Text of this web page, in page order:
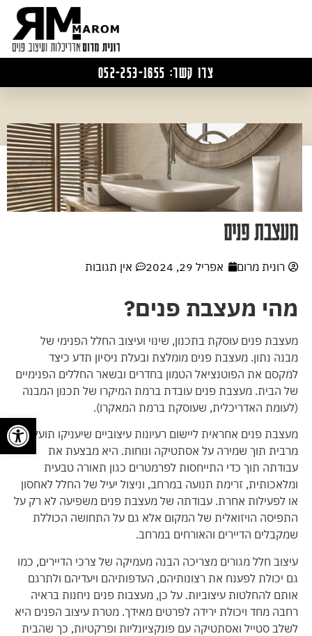
צרו קשר: 052-253-1655
מעצבת פנים
רונית מרום אפריל 29, 2024 אין תגובות
מהי מעצבת פנים?
מעצבת פנים עוסקת בתכנון, שינוי ועיצוב החלל הפנימי של
מבנה נתון. מעצבת פנים מומלצת ובעלת ניסיון תדע כיצד
למקסם את הפוטנציאל הטמון בחדרים ובשאר החללים הפנימיים
של הבית. מעצבת פנים עובדת ברמת המיקרו של תכנון המבנה
(לעומת האדריכלית, שעוסקת ברמת המאקרו).
מעצבת פנים אחראית ליישום רעיונות עיצוביים שיעניקו תועלת
מרבית תוך שמירה על אסתטיקה ונוחות. היא מבצעת את
עבודתה תוך כדי התייחסות לפרמטרים כגון תאורה טבעית
ומלאכותית, זרימת תנועה במרחב, וניצול יעיל של החלל לאחסון
או לפעילות אחרת. עבודתה של מעצבת פנים משפיעה לא רק על
התפיסה הויזואלית של המקום אלא גם על התחושה הכוללת
שמקבלים הדיירים והאורחים במרחב.
עיצוב חלל מגורים מצריכה הבנה מעמיקה של צרכי הדיירים, כמו
גם יכולת לפענח את רצונותיהם, העדפותיהם ויעדיהם ולתרגם
אותם להחלטות עיצוביות. על כן, מעצבות פנים ניחנות בראיה
רחבה מחד ויכולת ירידה לפרטים מאידך. מטרת עיצוב הפנים היא
לשלב סטייל ואסתטיקה עם פונקציונליות ופרקטיות, כך שהבית